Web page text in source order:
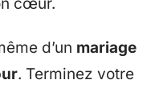
d’un mariage
. Terminez votre